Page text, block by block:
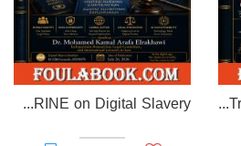
EL RAKHAWI MIND on the Doctrine of Simulation and Sham Transactions in Civil Law
EL-RAKHAWI DOCTRINE on Digital Slavery